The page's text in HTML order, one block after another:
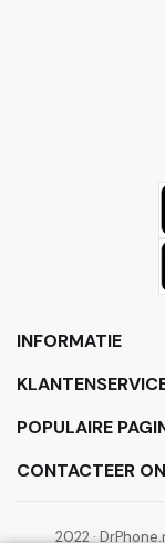
INFORMATIE
POPULAIRE
CONTACTEER
2022 ·